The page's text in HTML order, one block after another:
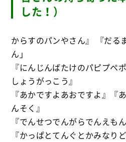
した！）
からすのパンやさん』 『だる
ん」
『にんじんばたけのパピプペ
しょうがっこう』
『あかですよあおですよ』『
んそく』
『でんせつでんがらでんえもん
『かっぱとてんぐとかみなり